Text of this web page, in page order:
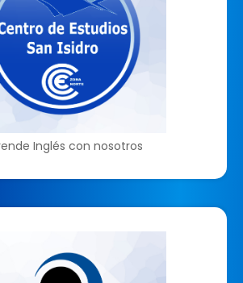
Inglés con nosotros